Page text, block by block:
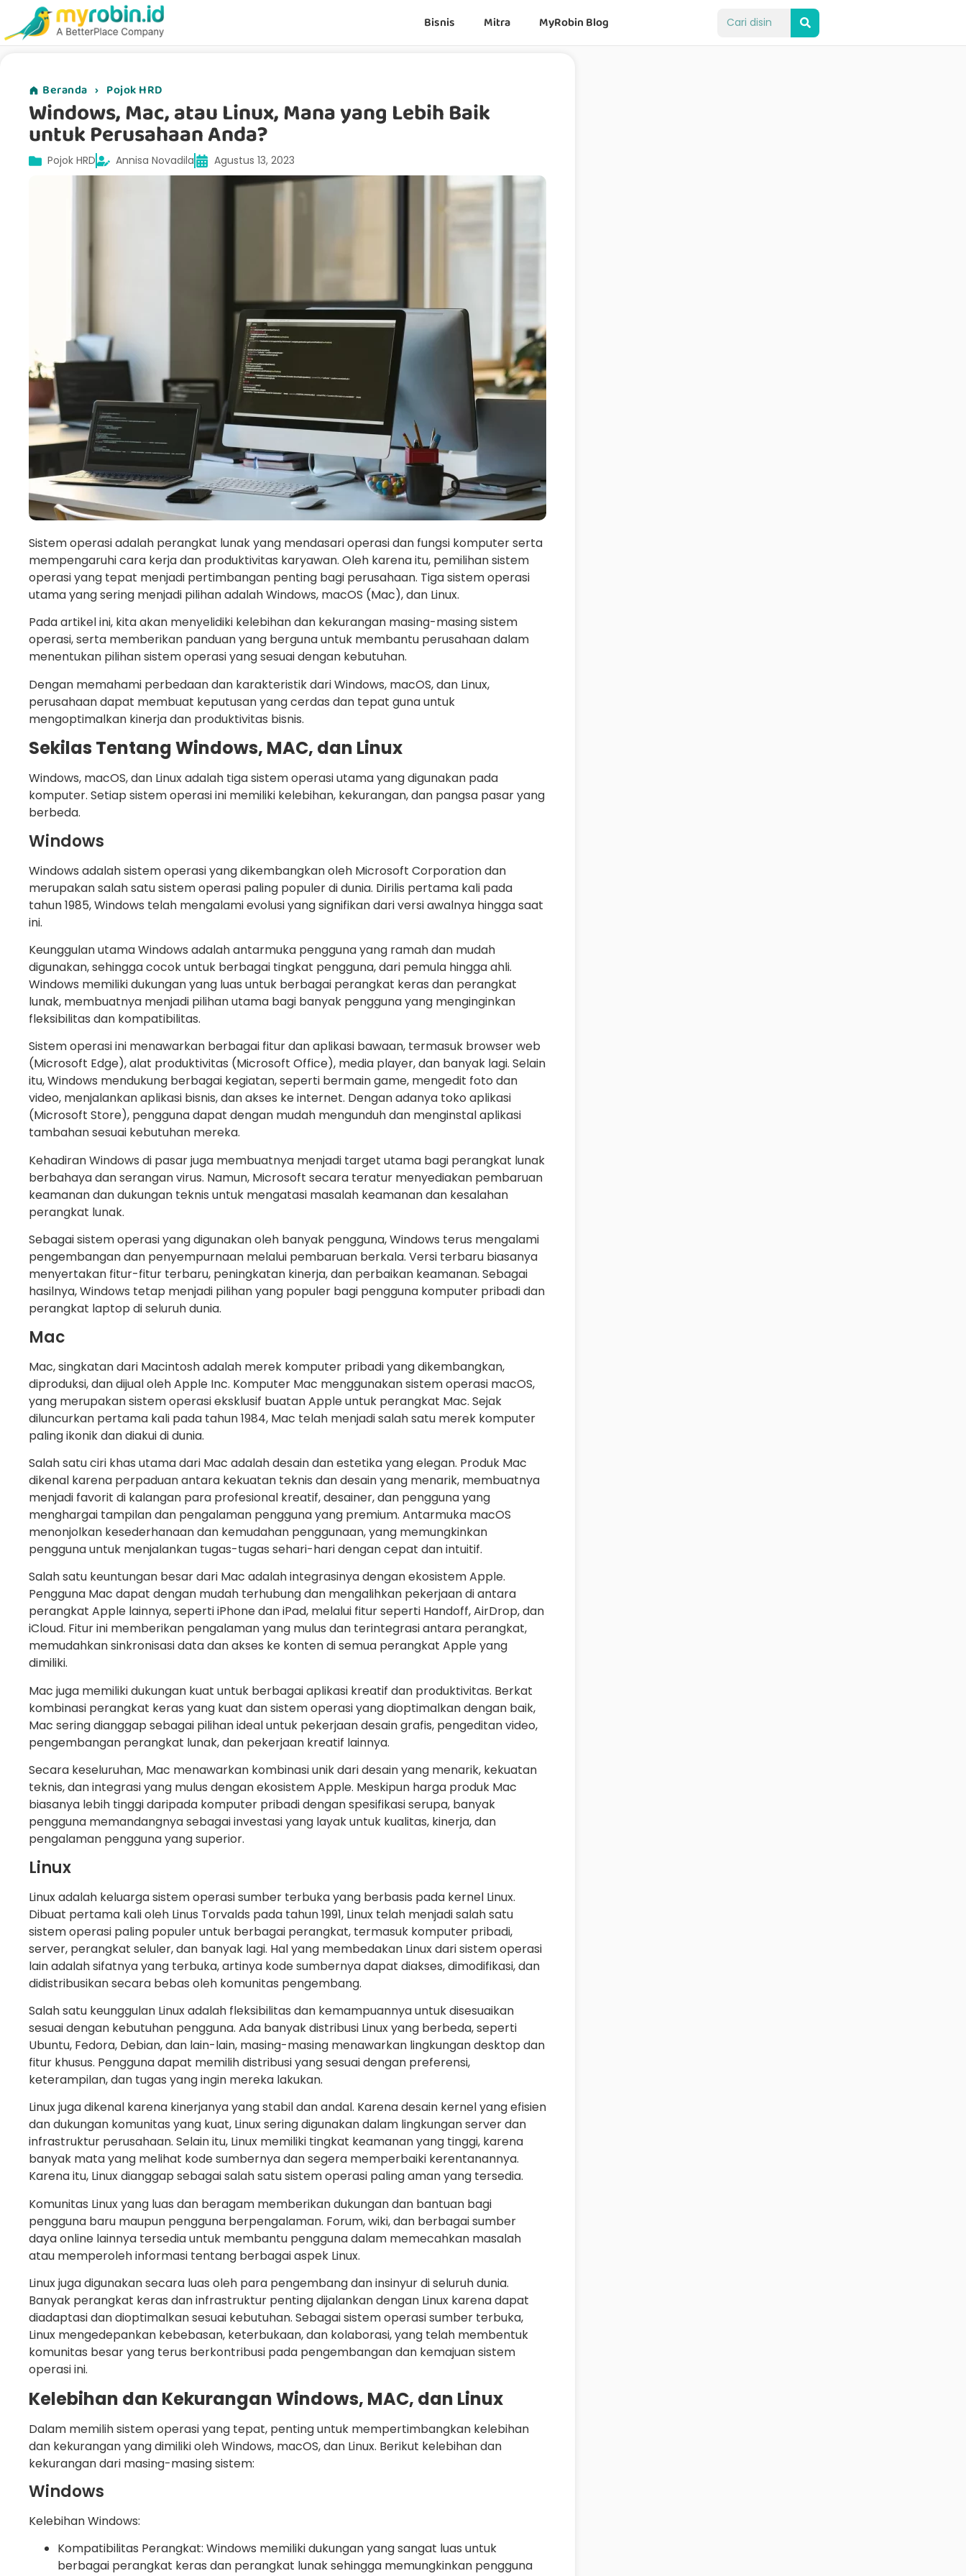
Bisnis Mitra MyRobin Blog
Beranda › Pojok HRD
Windows, Mac, atau Linux, Mana yang Lebih Baik
untuk Perusahaan Anda?
Pojok HRD Annisa Novadila Agustus 13, 2023
Sistem operasi adalah perangkat lunak yang mendasari operasi dan fungsi komputer serta
mempengaruhi cara kerja dan produktivitas karyawan. Oleh karena itu, pemilihan sistem
operasi yang tepat menjadi pertimbangan penting bagi perusahaan. Tiga sistem operasi
utama yang sering menjadi pilihan adalah Windows, macOS (Mac), dan Linux.
Pada artikel ini, kita akan menyelidiki kelebihan dan kekurangan masing-masing sistem
operasi, serta memberikan panduan yang berguna untuk membantu perusahaan dalam
menentukan pilihan sistem operasi yang sesuai dengan kebutuhan.
Dengan memahami perbedaan dan karakteristik dari Windows, macOS, dan Linux,
perusahaan dapat membuat keputusan yang cerdas dan tepat guna untuk
mengoptimalkan kinerja dan produktivitas bisnis.
Sekilas Tentang Windows, MAC, dan Linux
Windows, macOS, dan Linux adalah tiga sistem operasi utama yang digunakan pada
komputer. Setiap sistem operasi ini memiliki kelebihan, kekurangan, dan pangsa pasar yang
berbeda.
Windows
Windows adalah sistem operasi yang dikembangkan oleh Microsoft Corporation dan
merupakan salah satu sistem operasi paling populer di dunia. Dirilis pertama kali pada
tahun 1985, Windows telah mengalami evolusi yang signifikan dari versi awalnya hingga saat
ini.
Keunggulan utama Windows adalah antarmuka pengguna yang ramah dan mudah
digunakan, sehingga cocok untuk berbagai tingkat pengguna, dari pemula hingga ahli.
Windows memiliki dukungan yang luas untuk berbagai perangkat keras dan perangkat
lunak, membuatnya menjadi pilihan utama bagi banyak pengguna yang menginginkan
fleksibilitas dan kompatibilitas.
Sistem operasi ini menawarkan berbagai fitur dan aplikasi bawaan, termasuk browser web
(Microsoft Edge), alat produktivitas (Microsoft Office), media player, dan banyak lagi. Selain
itu, Windows mendukung berbagai kegiatan, seperti bermain game, mengedit foto dan
video, menjalankan aplikasi bisnis, dan akses ke internet. Dengan adanya toko aplikasi
(Microsoft Store), pengguna dapat dengan mudah mengunduh dan menginstal aplikasi
tambahan sesuai kebutuhan mereka.
Kehadiran Windows di pasar juga membuatnya menjadi target utama bagi perangkat lunak
berbahaya dan serangan virus. Namun, Microsoft secara teratur menyediakan pembaruan
keamanan dan dukungan teknis untuk mengatasi masalah keamanan dan kesalahan
perangkat lunak.
Sebagai sistem operasi yang digunakan oleh banyak pengguna, Windows terus mengalami
pengembangan dan penyempurnaan melalui pembaruan berkala. Versi terbaru biasanya
menyertakan fitur-fitur terbaru, peningkatan kinerja, dan perbaikan keamanan. Sebagai
hasilnya, Windows tetap menjadi pilihan yang populer bagi pengguna komputer pribadi dan
perangkat laptop di seluruh dunia.
Mac
Mac, singkatan dari Macintosh adalah merek komputer pribadi yang dikembangkan,
diproduksi, dan dijual oleh Apple Inc. Komputer Mac menggunakan sistem operasi macOS,
yang merupakan sistem operasi eksklusif buatan Apple untuk perangkat Mac. Sejak
diluncurkan pertama kali pada tahun 1984, Mac telah menjadi salah satu merek komputer
paling ikonik dan diakui di dunia.
Salah satu ciri khas utama dari Mac adalah desain dan estetika yang elegan. Produk Mac
dikenal karena perpaduan antara kekuatan teknis dan desain yang menarik, membuatnya
menjadi favorit di kalangan para profesional kreatif, desainer, dan pengguna yang
menghargai tampilan dan pengalaman pengguna yang premium. Antarmuka macOS
menonjolkan kesederhanaan dan kemudahan penggunaan, yang memungkinkan
pengguna untuk menjalankan tugas-tugas sehari-hari dengan cepat dan intuitif.
Salah satu keuntungan besar dari Mac adalah integrasinya dengan ekosistem Apple.
Pengguna Mac dapat dengan mudah terhubung dan mengalihkan pekerjaan di antara
perangkat Apple lainnya, seperti iPhone dan iPad, melalui fitur seperti Handoff, AirDrop, dan
iCloud. Fitur ini memberikan pengalaman yang mulus dan terintegrasi antara perangkat,
memudahkan sinkronisasi data dan akses ke konten di semua perangkat Apple yang
dimiliki.
Mac juga memiliki dukungan kuat untuk berbagai aplikasi kreatif dan produktivitas. Berkat
kombinasi perangkat keras yang kuat dan sistem operasi yang dioptimalkan dengan baik,
Mac sering dianggap sebagai pilihan ideal untuk pekerjaan desain grafis, pengeditan video,
pengembangan perangkat lunak, dan pekerjaan kreatif lainnya.
Secara keseluruhan, Mac menawarkan kombinasi unik dari desain yang menarik, kekuatan
teknis, dan integrasi yang mulus dengan ekosistem Apple. Meskipun harga produk Mac
biasanya lebih tinggi daripada komputer pribadi dengan spesifikasi serupa, banyak
pengguna memandangnya sebagai investasi yang layak untuk kualitas, kinerja, dan
pengalaman pengguna yang superior.
Linux
Linux adalah keluarga sistem operasi sumber terbuka yang berbasis pada kernel Linux.
Dibuat pertama kali oleh Linus Torvalds pada tahun 1991, Linux telah menjadi salah satu
sistem operasi paling populer untuk berbagai perangkat, termasuk komputer pribadi,
server, perangkat seluler, dan banyak lagi. Hal yang membedakan Linux dari sistem operasi
lain adalah sifatnya yang terbuka, artinya kode sumbernya dapat diakses, dimodifikasi, dan
didistribusikan secara bebas oleh komunitas pengembang.
Salah satu keunggulan Linux adalah fleksibilitas dan kemampuannya untuk disesuaikan
sesuai dengan kebutuhan pengguna. Ada banyak distribusi Linux yang berbeda, seperti
Ubuntu, Fedora, Debian, dan lain-lain, masing-masing menawarkan lingkungan desktop dan
fitur khusus. Pengguna dapat memilih distribusi yang sesuai dengan preferensi,
keterampilan, dan tugas yang ingin mereka lakukan.
Linux juga dikenal karena kinerjanya yang stabil dan andal. Karena desain kernel yang efisien
dan dukungan komunitas yang kuat, Linux sering digunakan dalam lingkungan server dan
infrastruktur perusahaan. Selain itu, Linux memiliki tingkat keamanan yang tinggi, karena
banyak mata yang melihat kode sumbernya dan segera memperbaiki kerentanannya.
Karena itu, Linux dianggap sebagai salah satu sistem operasi paling aman yang tersedia.
Komunitas Linux yang luas dan beragam memberikan dukungan dan bantuan bagi
pengguna baru maupun pengguna berpengalaman. Forum, wiki, dan berbagai sumber
daya online lainnya tersedia untuk membantu pengguna dalam memecahkan masalah
atau memperoleh informasi tentang berbagai aspek Linux.
Linux juga digunakan secara luas oleh para pengembang dan insinyur di seluruh dunia.
Banyak perangkat keras dan infrastruktur penting dijalankan dengan Linux karena dapat
diadaptasi dan dioptimalkan sesuai kebutuhan. Sebagai sistem operasi sumber terbuka,
Linux mengedepankan kebebasan, keterbukaan, dan kolaborasi, yang telah membentuk
komunitas besar yang terus berkontribusi pada pengembangan dan kemajuan sistem
operasi ini.
Kelebihan dan Kekurangan Windows, MAC, dan Linux
Dalam memilih sistem operasi yang tepat, penting untuk mempertimbangkan kelebihan
dan kekurangan yang dimiliki oleh Windows, macOS, dan Linux. Berikut kelebihan dan
kekurangan dari masing-masing sistem:
Windows
Kelebihan Windows:
Kompatibilitas Perangkat: Windows memiliki dukungan yang sangat luas untuk
berbagai perangkat keras dan perangkat lunak sehingga memungkinkan pengguna